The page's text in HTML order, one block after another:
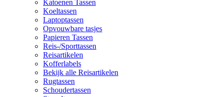
Katoenen Tassen
Koeltassen
Laptoptassen
Opvouwbare tasjes
Papieren Tassen
Reis-/Sporttassen
Reisartikelen
Kofferlabels
Bekijk alle Reisartikelen
Rugtassen
Schoudertassen